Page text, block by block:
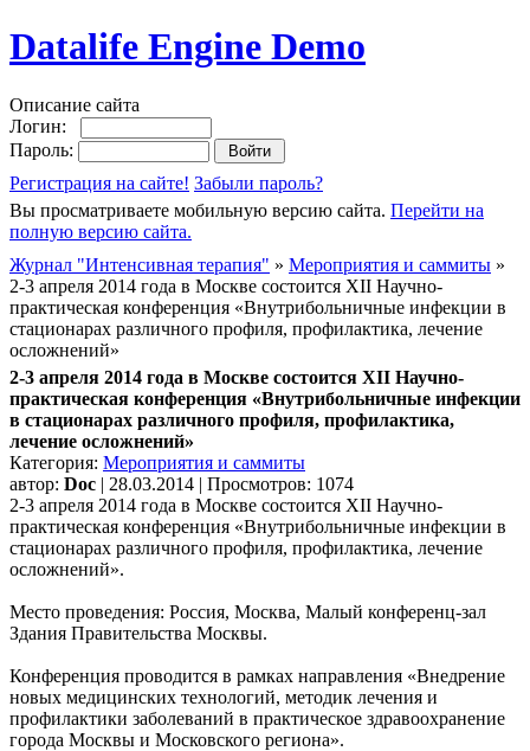
Datalife Engine Demo
Описание сайта
Логин:
Пароль:
Регистрация на сайте! Забыли пароль?
Вы просматриваете мобильную версию сайта. Перейти на
полную версию сайта.
Журнал "Интенсивная терапия" » Мероприятия и саммиты »
2-3 апреля 2014 года в Москве состоится XII Научно-
практическая конференция «Внутрибольничные инфекции в
стационарах различного профиля, профилактика, лечение
осложнений»
2-3 апреля 2014 года в Москве состоится XII Научно-
практическая конференция «Внутрибольничные инфекции
в стационарах различного профиля, профилактика,
лечение осложнений»
Категория: Мероприятия и саммиты
автор: Doc | 28.03.2014 | Просмотров: 1074
2-3 апреля 2014 года в Москве состоится XII Научно-
практическая конференция «Внутрибольничные инфекции в
стационарах различного профиля, профилактика, лечение
осложнений».
Место проведения: Россия, Москва, Малый конференц-зал
Здания Правительства Москвы.
Конференция проводится в рамках направления «Внедрение
новых медицинских технологий, методик лечения и
профилактики заболеваний в практическое здравоохранение
города Москвы и Московского региона».